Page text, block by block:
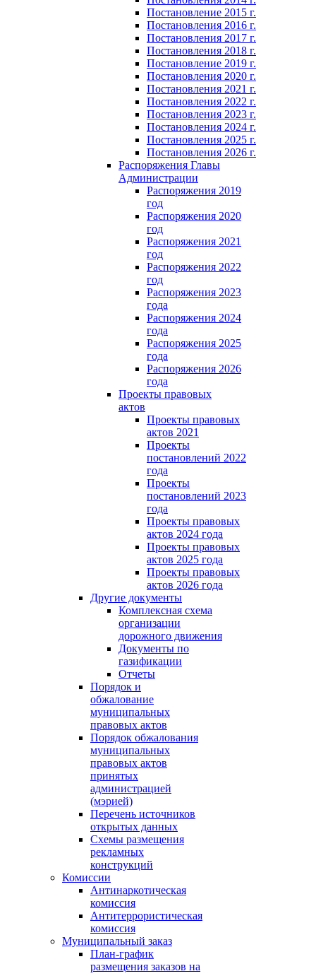
Постановление 2015 г.
Постановления 2016 г.
Постановления 2017 г.
Постановления 2018 г.
Постановление 2019 г.
Постановления 2020 г.
Постановления 2021 г.
Постановления 2022 г.
Постановления 2023 г.
Постановления 2024 г.
Постановления 2025 г.
Постановления 2026 г.
Распоряжения Главы
Администрации
Распоряжения 2019
год
Распоряжения 2020
год
Распоряжения 2021
год
Распоряжения 2022
год
Распоряжения 2023
года
Распоряжения 2024
года
Распоряжения 2025
года
Распоряжения 2026
года
Проекты правовых
актов
Проекты правовых
актов 2021
Проекты
постановлений 2022
года
Проекты
постановлений 2023
года
Проекты правовых
актов 2024 года
Проекты правовых
актов 2025 года
Проекты правовых
актов 2026 года
Другие документы
Комплексная схема
организации
дорожного движения
Документы по
газификации
Отчеты
Порядок и
обжалование
муниципальных
правовых актов
Порядок обжалования
муниципальных
правовых актов
принятых
администрацией
(мэрией)
Перечень источников
открытых данных
Схемы размещения
рекламных
конструкций
Комиссии
Антинаркотическая
комиссия
Антитеррористическая
комиссия
Муниципальный заказ
План-график
размещения заказов на